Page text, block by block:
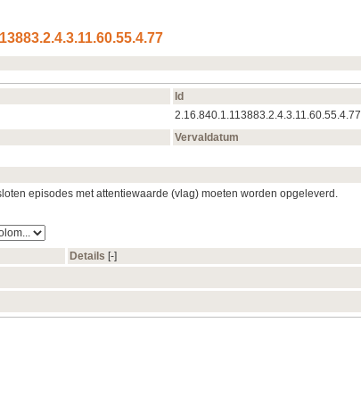
Id
2.16.840.1.113883.2.4.3.11.60.55.4.77
Vervaldatum
episodes met attentiewaarde (vlag) moeten worden opgeleverd.
Details [‑]